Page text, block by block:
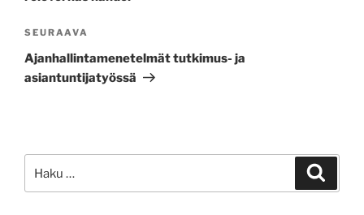
Seuraava
artikkeli
SEURAAVA
Ajanhallintamenetelmät tutkimus- ja
asiantuntijatyössä